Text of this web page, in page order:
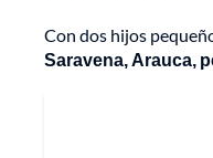
Con dos hijos
Saravena, Arauca,